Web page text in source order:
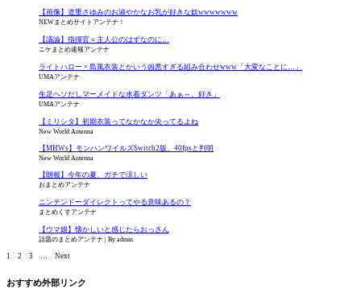
【画像】道重さゆみのお淑やかなお乳が好きな奴wwwwwww
NEWまとめサイトアンテナ！
【議論】指揮官＝主人公のはずなのに…
ニケまとめ速報アンテナ
ライトハロー × 島風衣装とかいう凶悪すぎる組み合わせwww「大変なことに…」
UMAアンテナ
生足ヘソだしマーメイドな水着ダンツ「あぁ～、好き」
UMAアンテナ
【ミリシタ】初期衣装ってなかなか尖ってるよね
New World Antenna
【MHWs】モンハンワイルズSwitch2版、40fpsと判明
New World Antenna
【朗報】今年の夏、ガチで涼しい
おまとめアンテナ
ニンテンドーダイレクトってやる意味あるの？
まとめくすアンテナ
【ウマ娘】懐かしいと感じたらおっさん
話題のまとめアンテナ By admin
1 2 3 … Next
おすすめ外部リンク